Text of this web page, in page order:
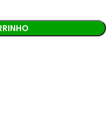
os detalhes para